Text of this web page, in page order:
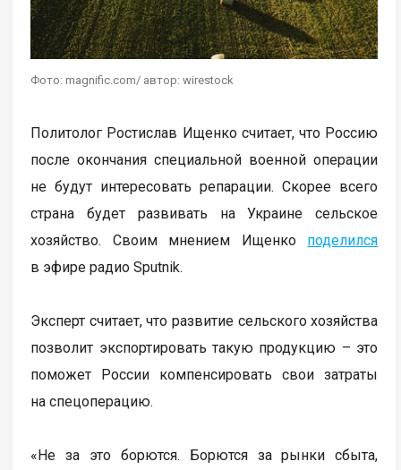
Фото: magnific.com/ автор: wirestock
Политолог Ростислав Ищенко считает, что Россию
после окончания специальной военной операции
не будут интересовать репарации. Скорее всего
страна будет развивать на Украине сельское
хозяйство. Своим мнением Ищенко поделился
в эфире радио Sputnik.
Эксперт считает, что развитие сельского хозяйства
позволит экспортировать такую продукцию – это
поможет России компенсировать свои затраты
на спецоперацию.
«Не за это борются. Борются за рынки сбыта,